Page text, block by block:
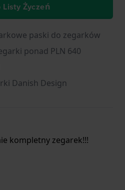
Listy Życzeń
paski do zegarków
ponad PLN 640
Danish Design
kompletny zegarek!!!